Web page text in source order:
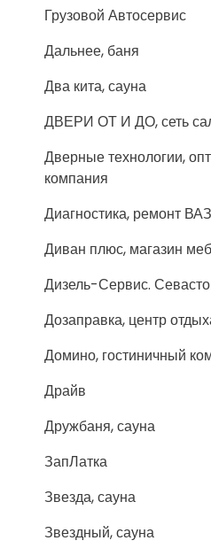
Грузовой Автосервис
Дальнее, баня
Два кита, сауна
ДВЕРИ ОТ И ДО, сеть
Дверные технологии,
компания
Диагностика, ремонт ВАЗ
Диван плюс, магазин
Дизель-Сервис.
Дозаправка, центр
Домино, гостиничный
Драйв
Дружбаня, сауна
ЗапЛатка
Звезда, сауна
Звездный, сауна